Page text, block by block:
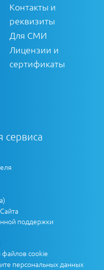
Контакты и
реквизиты
Для СМИ
Лицензии и
сертификаты
сервиса
поддержки
cookie
персональных данных